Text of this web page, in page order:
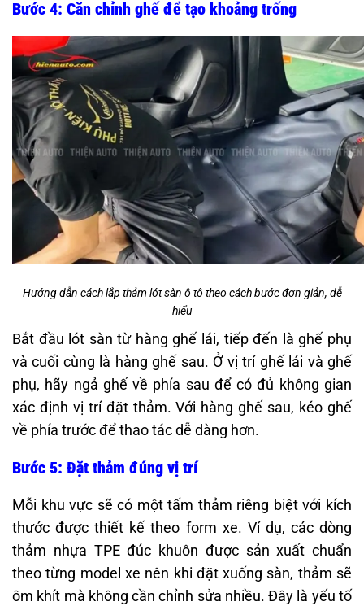
Bước 4: Căn chỉnh ghế để tạo khoảng trống
Hướng dẫn cách lắp thảm lót sàn ô tô theo cách bước đơn giản, dễ
hiểu
Bắt đầu lót sàn từ hàng ghế lái, tiếp đến là ghế phụ
và cuối cùng là hàng ghế sau. Ở vị trí ghế lái và ghế
phụ, hãy ngả ghế về phía sau để có đủ không gian
xác định vị trí đặt thảm. Với hàng ghế sau, kéo ghế
về phía trước để thao tác dễ dàng hơn.
Bước 5: Đặt thảm đúng vị trí
Mỗi khu vực sẽ có một tấm thảm riêng biệt với kích
thước được thiết kế theo form xe. Ví dụ, các dòng
thảm nhựa TPE đúc khuôn được sản xuất chuẩn
theo từng model xe nên khi đặt xuống sàn, thảm sẽ
ôm khít mà không cần chỉnh sửa nhiều. Đây là yếu tố